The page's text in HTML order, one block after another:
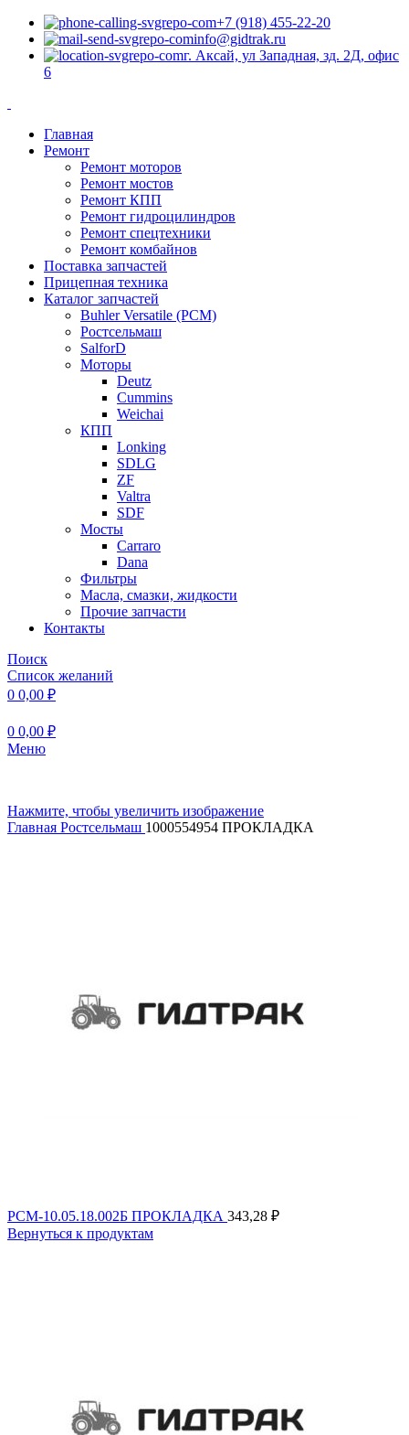
+7 (918) 455-22-20
info@gidtrak.ru
г. Аксай, ул Западная, зд. 2Д, офис
6
Главная
Ремонт
Ремонт моторов
Ремонт мостов
Ремонт КПП
Ремонт гидроцилиндров
Ремонт спецтехники
Ремонт комбайнов
Поставка запчастей
Прицепная техника
Каталог запчастей
Buhler Versatile (РСМ)
Ростсельмаш
SalforD
Моторы
Deutz
Cummins
Weichai
КПП
Lonking
SDLG
ZF
Valtra
SDF
Мосты
Carraro
Dana
Фильтры
Масла, смазки, жидкости
Прочие запчасти
Контакты
Поиск
Список желаний
0 0,00 ₽
0 0,00 ₽
Меню
Нажмите, чтобы увеличить изображение
Главная Ростсельмаш 1000554954 ПРОКЛАДКА
РСМ-10.05.18.002Б ПРОКЛАДКА 343,28 ₽
Вернуться к продуктам